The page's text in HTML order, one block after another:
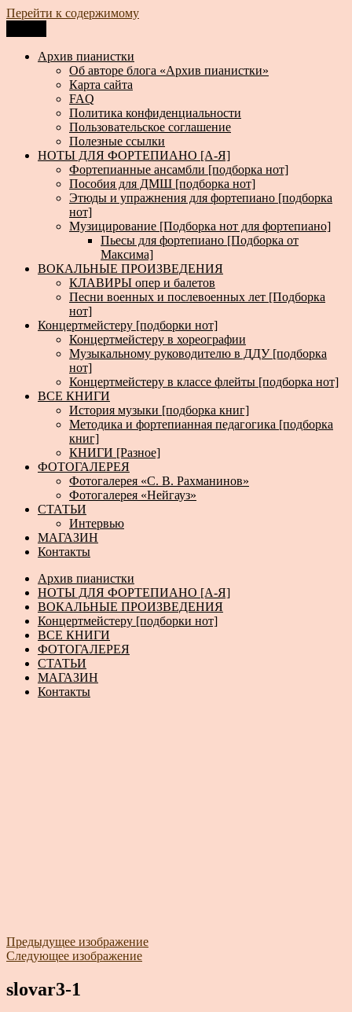
Перейти к содержимому
Архив пианистки
Всё для пианистов: ноты, книги, музыка, статьи…
Архив пианистки
Об авторе блога «Архив пианистки»
Карта сайта
FAQ
Политика конфиденциальности
Пользовательское соглашение
Полезные ссылки
НОТЫ ДЛЯ ФОРТЕПИАНО [А-Я]
Фортепианные ансамбли [подборка нот]
Пособия для ДМШ [подборка нот]
Этюды и упражнения для фортепиано [подборка
нот]
Музицирование [Подборка нот для фортепиано]
Пьесы для фортепиано [Подборка от
Максима]
ВОКАЛЬНЫЕ ПРОИЗВЕДЕНИЯ
КЛАВИРЫ опер и балетов
Песни военных и послевоенных лет [Подборка
нот]
Концертмейстеру [подборки нот]
Концертмейстеру в хореографии
Музыкальному руководителю в ДДУ [подборка
нот]
Концертмейстеру в классе флейты [подборка нот]
ВСЕ КНИГИ
История музыки [подборка книг]
Методика и фортепианная педагогика [подборка
книг]
КНИГИ [Разное]
ФОТОГАЛЕРЕЯ
Фотогалерея «С. В. Рахманинов»
Фотогалерея «Нейгауз»
СТАТЬИ
Интервью
МАГАЗИН
Контакты
Архив пианистки
НОТЫ ДЛЯ ФОРТЕПИАНО [А-Я]
ВОКАЛЬНЫЕ ПРОИЗВЕДЕНИЯ
Концертмейстеру [подборки нот]
ВСЕ КНИГИ
ФОТОГАЛЕРЕЯ
СТАТЬИ
МАГАЗИН
Контакты
Предыдущее изображение
Следующее изображение
slovar3-1